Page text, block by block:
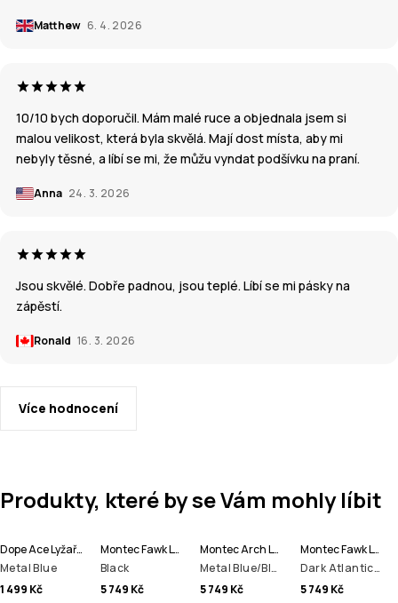
Matthew 6. 4. 2026
10/10 bych doporučil. Mám malé ruce a objednala jsem si
malou velikost, která byla skvělá. Mají dost místa, aby mi
nebyly těsné, a líbí se mi, že můžu vyndat podšívku na praní.
Anna 24. 3. 2026
Jsou skvělé. Dobře padnou, jsou teplé. Líbí se mi pásky na
zápěstí.
Ronald 16. 3. 2026
Více hodnocení
Produkty, které by se Vám mohly líbit
Dope Ace Lyžařské Rukavice
Metal Blue
1 499 Kč
Montec Fawk Lyžařská Bunda Pánské
Black
5 749 Kč
Montec Arch Lyžařské Kalhoty Pánské
Metal Blue/Black
5 749 Kč
Montec Fawk Lyžařská Bunda Pánské
Dark Atlantic/Black
5 749 Kč